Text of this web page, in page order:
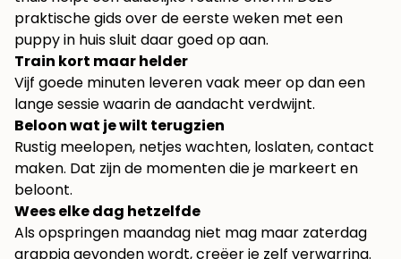
praktische gids over de eerste weken met een
puppy in huissluit daar goed op aan.
Train kort maar helder
Vijf goede minuten leveren vaak meer op dan een
lange sessie waarin de aandacht verdwijnt.
Beloon wat je wilt terugzien
Rustig meelopen, netjes wachten, loslaten, contact
maken. Dat zijn de momenten die je markeert en
beloont.
Wees elke dag hetzelfde
Als opspringen maandag niet mag maar zaterdag
grappig gevonden wordt, creëer je zelf verwarring.